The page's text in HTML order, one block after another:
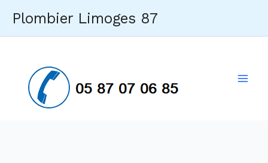
contenu
Plombier Limoges 87